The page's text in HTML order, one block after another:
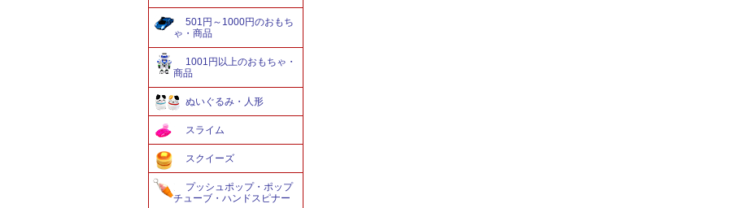
501円～1000円のおもち
ゃ・商品
1001円以上のおもちゃ・
商品
ぬいぐるみ・人形
スライム
スクイーズ
プッシュポップ・ポップ
チューブ・ハンドスピナー